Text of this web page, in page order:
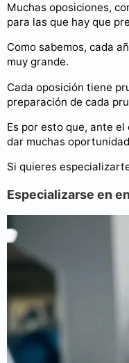
Muchas oposiciones,
para las que hay que
Como sabemos, cada
muy grande.
Cada oposición tiene
preparación de cada
Es por esto que, ante
dar muchas
Si quieres
Especializarse en